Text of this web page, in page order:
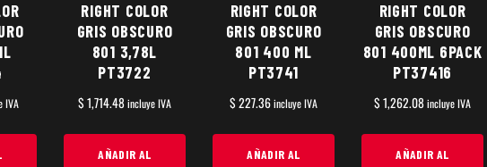
IVA
RIGHT COLOR
GRIS OBSCURO
801 3,78L
PT3722
$ 1,714.48incluye IVA
AÑADIR AL
RIGHT COLOR
GRIS OBSCURO
801 400 ML
PT3741
$ 227.36incluye IVA
AÑADIR AL
RIGHT COLOR
GRIS OBSCURO
801 400ML 6PACK
PT37416
$ 1,262.08incluye IVA
AÑADIR AL